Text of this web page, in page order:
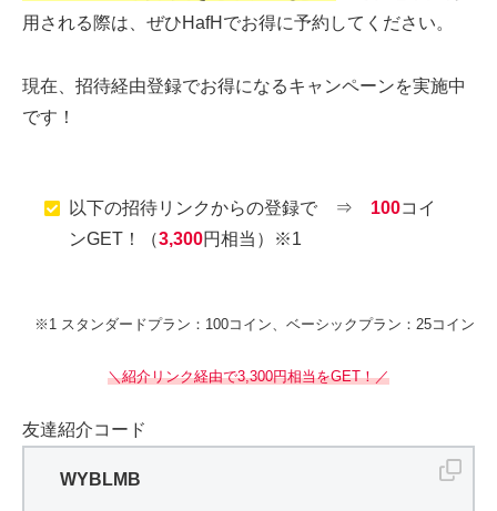
用される際は、ぜひHafHでお得に予約してください。
現在、招待経由登録でお得になるキャンペーンを実施中
です！
以下の招待リンクからの登録で ⇒ 100コイ
ンGET！（3,300円相当）※1
※1 スタンダードプラン：100コイン、ベーシックプラン：25コイン
＼紹介リンク経由で3,300円相当をGET！／
友達紹介コード
WYBLMB